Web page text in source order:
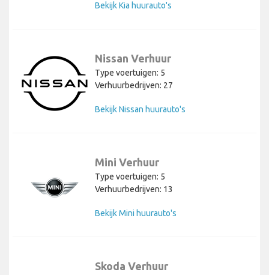
Bekijk Kia huurauto's
Nissan Verhuur
Type voertuigen: 5
Verhuurbedrijven: 27
Bekijk Nissan huurauto's
Mini Verhuur
Type voertuigen: 5
Verhuurbedrijven: 13
Bekijk Mini huurauto's
Skoda Verhuur